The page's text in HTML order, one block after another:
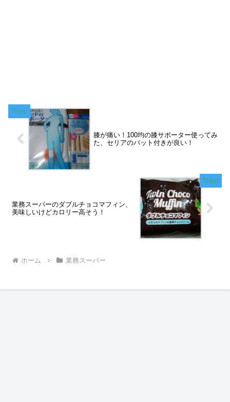
膝が痛い！100均の膝サポーター使ってみ
た、セリアのパット付きが良い！
業務スーパーのダブルチョコマフィン、
美味しいけどカロリー高そう！
ホーム 業務スーパー